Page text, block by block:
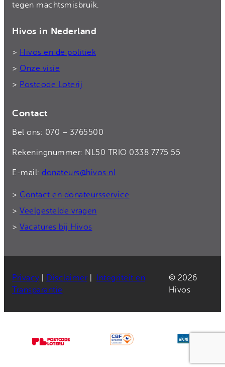
tegen machtsmisbruik.
Hivos in Nederland
> Hivos en de politiek
> Onze visie
> Postcode Loterij
Contact
Bel ons: 070 – 3765500
Rekeningnummer: NL50 TRIO 0338 7775 55
E-mail: donateurs@hivos.nl
> Contact en donateursservice
> Veelgestelde vragen
> Vacatures bij Hivos
Privacy Disclaimer|
Integriteit en
Transparantie
© 2026
Hivos